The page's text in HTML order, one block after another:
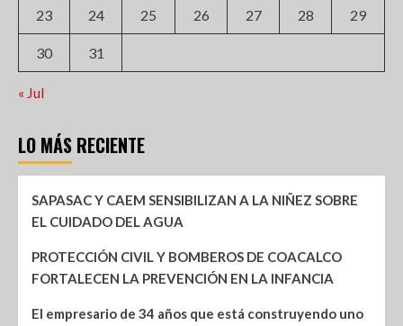
23 24 25 26 27 28 29
30 31
« Jul
LO MÁS RECIENTE
SAPASAC Y CAEM SENSIBILIZAN A LA NIÑEZ SOBRE
EL CUIDADO DEL AGUA
PROTECCIÓN CIVIL Y BOMBEROS DE COACALCO
FORTALECEN LA PREVENCIÓN EN LA INFANCIA
El empresario de 34 años que está construyendo uno